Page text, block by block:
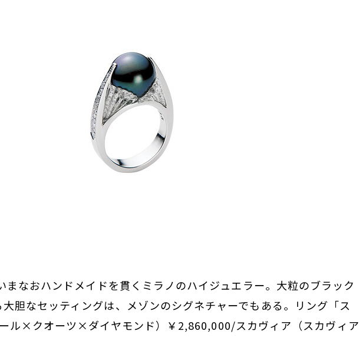
まなおハンドメイドを貫くミラノのハイジュエラー。大粒のブラック
胆なセッティングは、メゾンのシグネチャーでもある。リング「ス
ル×クオーツ×ダイヤモンド）￥2,860,000/スカヴィア（スカヴィア